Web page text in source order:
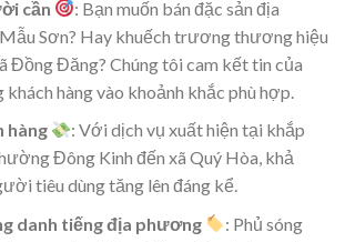
cần
: Bạn muốn bán đặc sản địa
Sơn? Hay khuếch trương thương hiệu
Đồng Đăng? Chúng tôi cam kết tin của
khách hàng vào khoảnh khắc phù hợp.
hàng
: Với dịch vụ xuất hiện tại khắp
Đông Kinh đến xã Quý Hòa, khả
tiêu dùng tăng lên đáng kể.
danh tiếng địa phương
: Phủ sóng